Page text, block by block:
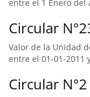
entre el 1 Enero del
Circular
Valor de la Unidad
entre el 01-01-2011
Circular